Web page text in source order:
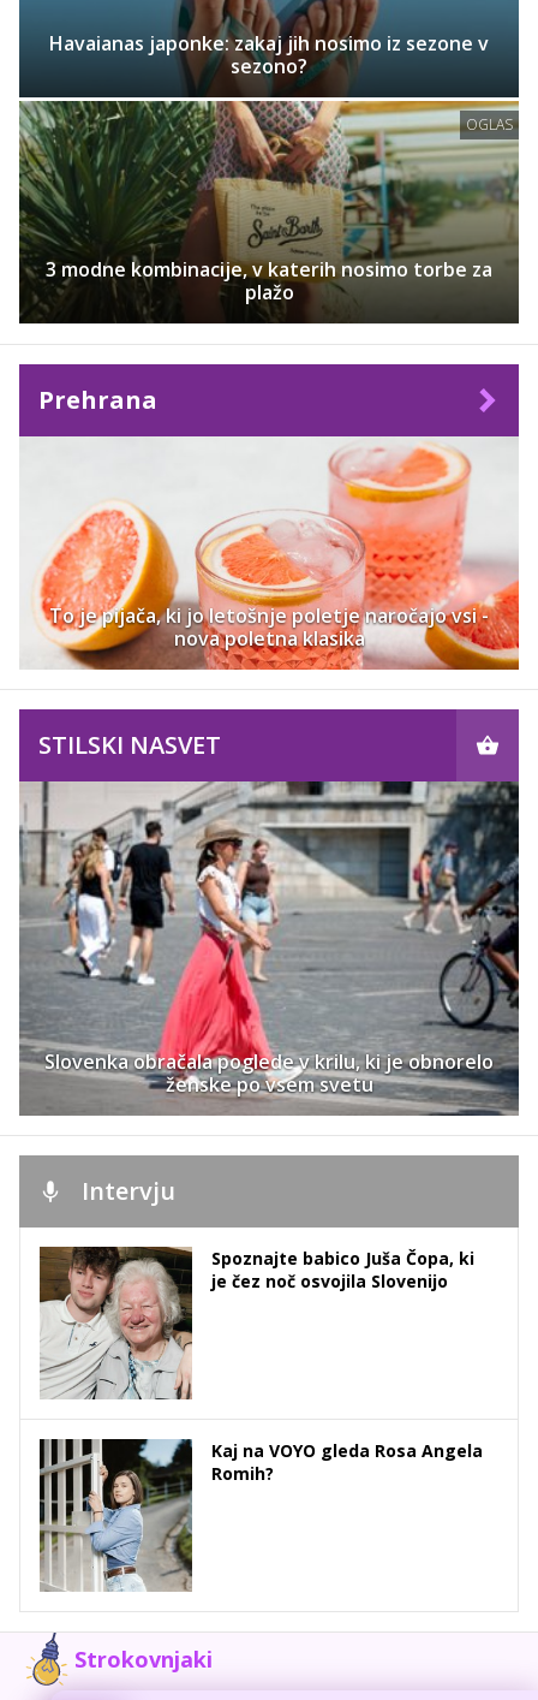
Havaianas japonke: zakaj jih nosimo iz sezone v
sezono?
OGLAS
3 modne kombinacije, v katerih nosimo torbe za
plažo
Prehrana
To je pijača, ki jo letošnje poletje naročajo vsi -
nova poletna klasika
STILSKI NASVET
Slovenka obračala poglede v krilu, ki je obnorelo
ženske po vsem svetu
Intervju
Spoznajte babico Juša Čopa, ki
je čez noč osvojila Slovenijo
Kaj na VOYO gleda Rosa Angela
Romih?
Strokovnjaki